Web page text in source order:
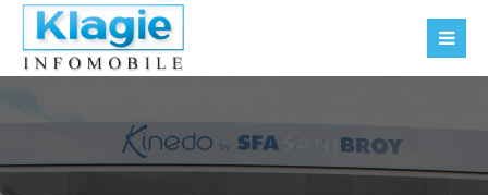
Der Eintrag "offcanvas-col1" existiert leider nicht.
Der Eintrag "offcanvas-col2" existiert leider nicht.